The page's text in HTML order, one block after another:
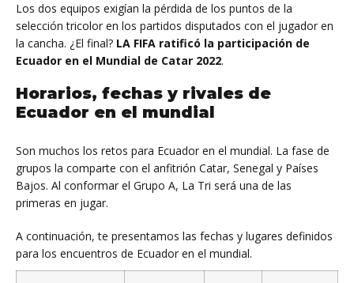
Los dos equipos exigían la pérdida de los puntos de la
selección tricolor en los partidos disputados con el jugador en
la cancha. ¿El final? LA FIFA ratificó la participación de
Ecuador en el Mundial de Catar 2022.
Horarios, fechas y rivales de
Ecuador en el mundial
Son muchos los retos para Ecuador en el mundial. La fase de
grupos la comparte con el anfitrión Catar, Senegal y Países
Bajos. Al conformar el Grupo A, La Tri será una de las
primeras en jugar.
A continuación, te presentamos las fechas y lugares definidos
para los encuentros de Ecuador en el mundial.